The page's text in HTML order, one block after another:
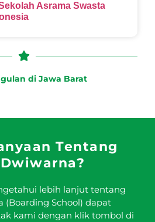
Asrama Swasta
di Jawa Barat
Tentang
lebih lanjut tentang
(Boarding School) dapat
kami dengan klik tombol di